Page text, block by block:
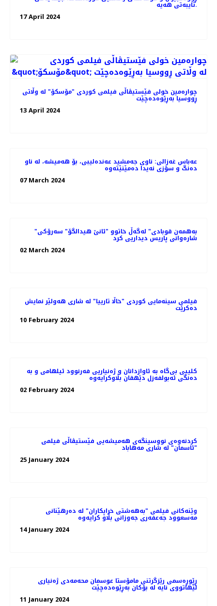
تایبەتی هەیە.
17 April 2024
چواره‌مین خولی فێستیڤاڵی فیلمی کوردی "مۆسکۆ" لە وڵاتی
ڕووسیا بەڕێوەده‌چێت
13 April 2024
عەباس غەزالی: ناوی جەمشید عەندەلیبی، بۆ هەمیشە، لە ناو
دەنگ و سۆزی نەیدا دەمێنێتەوە
07 March 2024
"به‌همه‌ن قوبادی" له‌گه‌ڵ خاتوو "ئانێ هیدالگۆ" سه‌رۆکی
شاره‌وانی پاریس دیداریی کرد
02 March 2024
فیلمی سینه‌مایی کوردی "خاڵا تارییا" لە شاری هه‌ولێر نمایش
ده‌کرێت
10 February 2024
کلیپی بی‌گاە بە ئاوازدانان و ژه‌نیاریی فه‌رنوود ئیلهامی و به‌
دەنگی ئەبولفەزل دێهقان بڵاوکرایەوە
02 February 2024
کردنەوەی نووسینگه‌ی هەمیشەیی فێستیڤاڵی فیلمی
"ئاسمان" لە شاری مەهاباد
25 January 2024
وێنەکانی فیلمی "به‌هه‌شتی خراپکاران" لە دەرهێنانی
مەسعوود جەعفەری جه‌وزانی بڵاو کرایەوە
14 January 2024
ڕێوڕه‌سمی رێزگرتنی مامۆستا عوسمان محەمەدی ژه‌نیاری
لێهاتووی نایه‌ لە بۆکان بەڕێوەدەچێت
11 January 2024